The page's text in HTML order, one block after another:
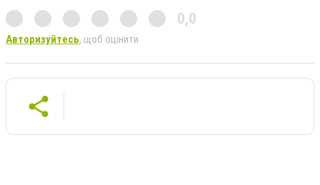
0,0
Авторизуйтесь, щоб оцінити